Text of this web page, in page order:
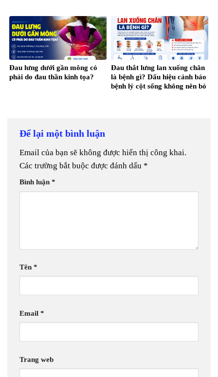
Đau lưng dưới gần mông có
phải do đau thần kinh tọa?
Đau thắt lưng lan xuống chân
là bệnh gì? Dấu hiệu cảnh báo
bệnh lý cột sống không nên bỏ
Để lại một bình luận
Email của bạn sẽ không được hiển thị công khai.
Các trường bắt buộc được đánh dấu *
Bình luận *
Tên *
Email *
Trang web